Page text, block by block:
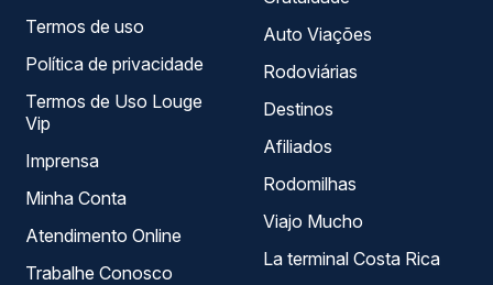
Termos de uso
Política de privacidade
Termos de Uso Louge
Vip
Imprensa
Minha Conta
Atendimento Online
Trabalhe Conosco
Auto Viações
Rodoviárias
Destinos
Afiliados
Rodomilhas
Viajo Mucho
La terminal Costa Rica